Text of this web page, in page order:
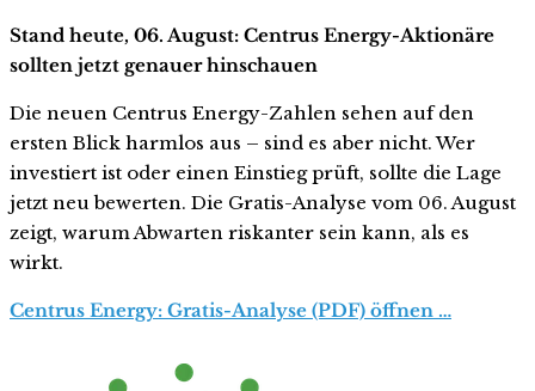
Stand heute, 06. August: Centrus Energy-Aktionäre
sollten jetzt genauer hinschauen
Die neuen Centrus Energy-Zahlen sehen auf den
ersten Blick harmlos aus – sind es aber nicht. Wer
investiert ist oder einen Einstieg prüft, sollte die Lage
jetzt neu bewerten. Die Gratis-Analyse vom 06. August
zeigt, warum Abwarten riskanter sein kann, als es
wirkt.
Centrus Energy: Gratis-Analyse (PDF) öffnen …